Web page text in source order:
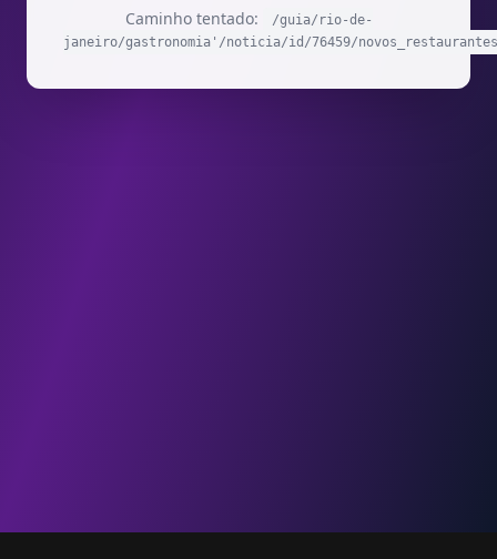
Caminho tentado:
/guia/rio-de-
janeiro/gastronomia'/noticia/id/76459/